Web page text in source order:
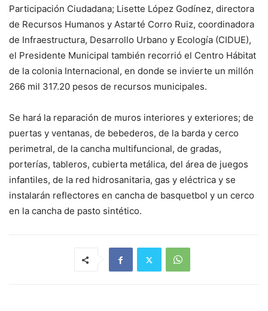
Participación Ciudadana; Lisette López Godínez, directora
de Recursos Humanos y Astarté Corro Ruiz, coordinadora
de Infraestructura, Desarrollo Urbano y Ecología (CIDUE),
el Presidente Municipal también recorrió el Centro Hábitat
de la colonia Internacional, en donde se invierte un millón
266 mil 317.20 pesos de recursos municipales.
Se hará la reparación de muros interiores y exteriores; de
puertas y ventanas, de bebederos, de la barda y cerco
perimetral, de la cancha multifuncional, de gradas,
porterías, tableros, cubierta metálica, del área de juegos
infantiles, de la red hidrosanitaria, gas y eléctrica y se
instalarán reflectores en cancha de basquetbol y un cerco
en la cancha de pasto sintético.